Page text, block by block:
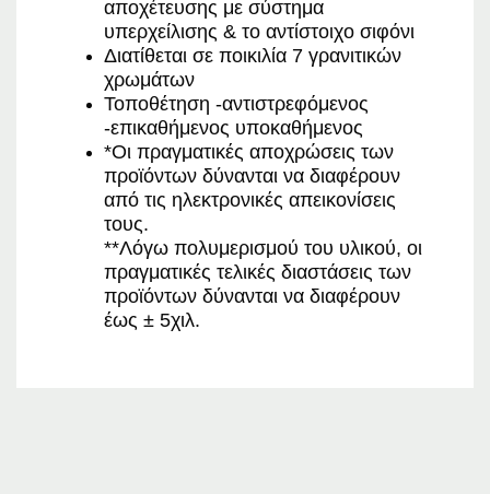
αποχέτευσης με σύστημα
υπερχείλισης & το αντίστοιχο σιφόνι
Διατίθεται σε ποικιλία 7 γρανιτικών
χρωμάτων
Τοποθέτηση -αντιστρεφόμενος
-επικαθήμενος υποκαθήμενος
*Οι πραγματικές αποχρώσεις των
προϊόντων δύνανται να διαφέρουν
από τις ηλεκτρονικές απεικονίσεις
τους.
**Λόγω πολυμερισμού του υλικού, οι
πραγματικές τελικές διαστάσεις των
προϊόντων δύνανται να διαφέρουν
έως ± 5χιλ.